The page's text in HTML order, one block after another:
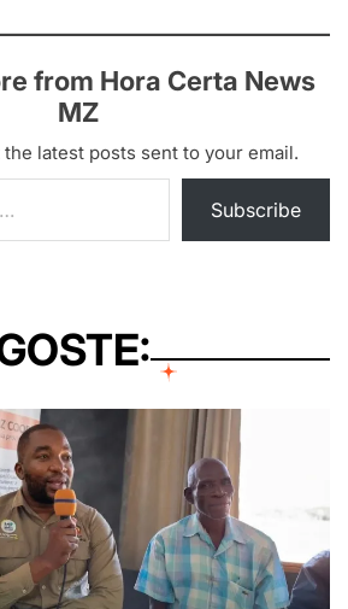
from Hora Certa News
MZ
latest posts sent to your email.
Subscribe